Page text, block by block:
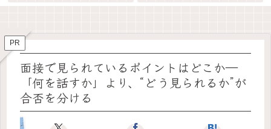
PR
面接で見られているポイントはどこか―
「何を話すか」より、“どう見られるか”が
合否を分ける
メガネのしごと